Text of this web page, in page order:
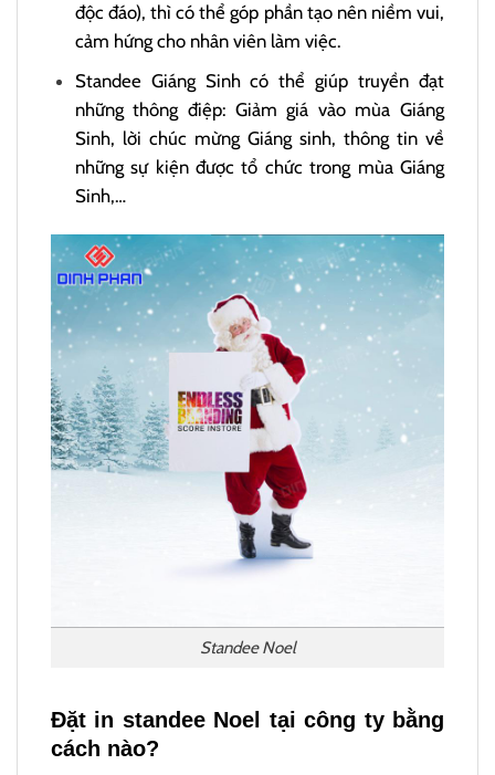
độc đáo), thì có thể góp phần tạo nên niềm vui,
cảm hứng cho nhân viên làm việc.
Standee Giáng Sinh có thể giúp truyền đạt
những thông điệp: Giảm giá vào mùa Giáng
Sinh, lời chúc mừng Giáng sinh, thông tin về
những sự kiện được tổ chức trong mùa Giáng
Sinh,…
Standee Noel
Đặt in standee Noel tại công ty bằng
cách nào?